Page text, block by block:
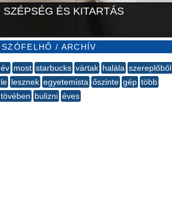
SZÉPSÉG ÉS KITARTÁS
SZÓFELHŐ / ARCHÍV
év most starbucks vártak halála szereplőből
le lesznek egyetemista őszinte gép több
tövében bulizni éves